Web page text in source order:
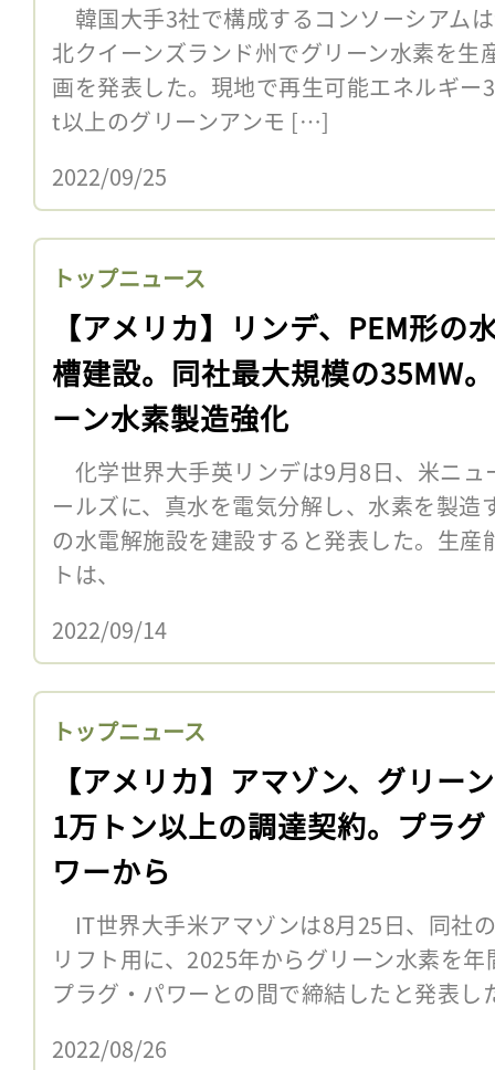
韓国大手3社で構成するコンソーシアム
北クイーンズランド州でグリーン水素を生
画を発表した。現地で再生可能エネルギー
t以上のグリーンアンモ […]
2022/09/25
トップニュース
【アメリカ】リンデ、PEM形の
槽建設。同社最大規模の35MW
ーン水素製造強化
化学世界大手英リンデは9月8日、米ニュ
ールズに、真水を電気分解し、水素を製造
の水電解施設を建設すると発表した。生
トは、
2022/09/14
トップニュース
【アメリカ】アマゾン、グリー
1万トン以上の調達契約。プラグ
ワーから
IT世界大手米アマゾンは8月25日、同社
リフト用に、2025年からグリーン水素を
プラグ・パワーとの間で締結したと発表
2022/08/26